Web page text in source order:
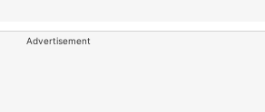
Advertisement